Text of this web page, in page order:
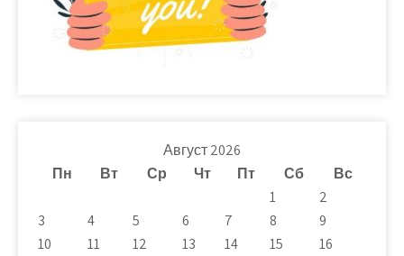
Август 2026
Пн
Вт Ср Чт Пт Сб
Вс
1
2
3
4 5 6 7 8
9
10
11 12 13 14 15
16